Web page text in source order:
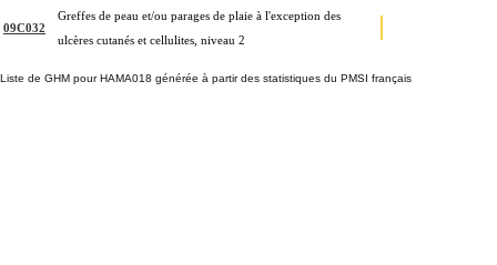
09C032
Greffes de peau et/ou parages de plaie à l'exception des
ulcères cutanés et cellulites, niveau 2
Liste de GHM pour HAMA018 générée à partir des statistiques du PMSI français